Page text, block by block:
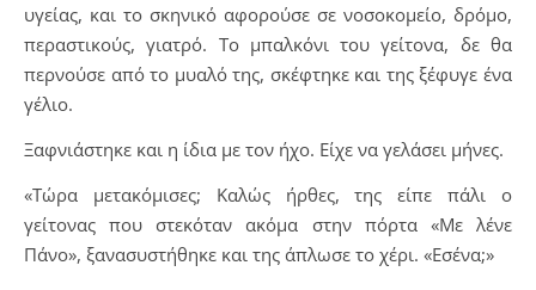
υγείας, και το σκηνικό αφορούσε σε νοσοκομείο, δρόμο,
περαστικούς, γιατρό. Το μπαλκόνι του γείτονα, δε θα
περνούσε από το μυαλό της, σκέφτηκε και της ξέφυγε ένα
γέλιο.
Ξαφνιάστηκε και η ίδια με τον ήχο. Είχε να γελάσει μήνες.
«Τώρα μετακόμισες; Καλώς ήρθες, της είπε πάλι ο
γείτονας που στεκόταν ακόμα στην πόρτα «Με λένε
Πάνο», ξανασυστήθηκε και της άπλωσε το χέρι. «Εσένα;»